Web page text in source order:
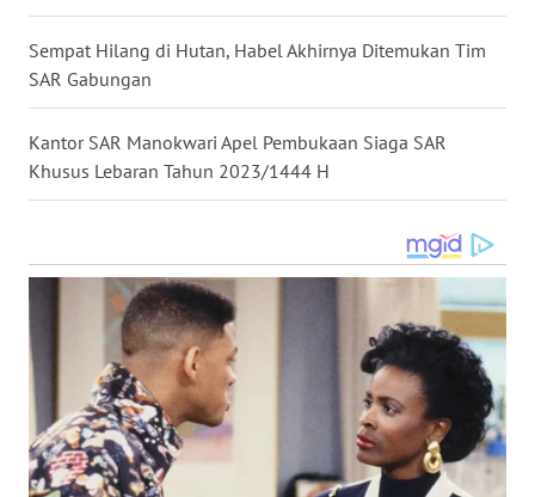
Sempat Hilang di Hutan, Habel Akhirnya Ditemukan Tim
SAR Gabungan
Kantor SAR Manokwari Apel Pembukaan Siaga SAR
Khusus Lebaran Tahun 2023/1444 H
GORONTALO
SULUT
DAIRI
WN